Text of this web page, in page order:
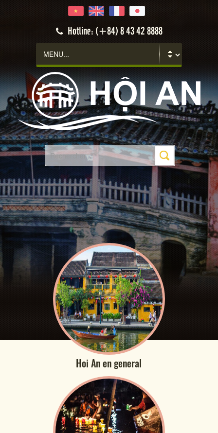
Hotline: (+84) 8 43 42 8888
Hoi An en general